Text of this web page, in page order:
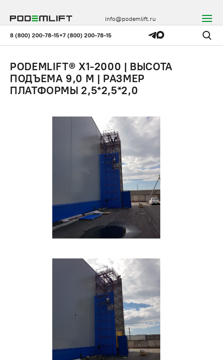
8 (800) 200-78-15+7 (800) 200-78-15
info@podemlift.ru
PODEMLIFT® X1-2000 | ВЫСОТА
ПОДЪЕМА 9,0 М | РАЗМЕР
ПЛАТФОРМЫ 2,5*2,5*2,0